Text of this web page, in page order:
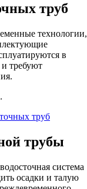
труб
технологии,
в
требуют
труб
трубы
система
осадки и талую